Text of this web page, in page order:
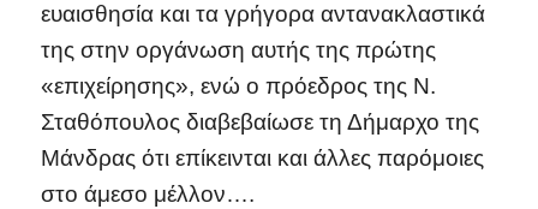
ευαισθησία και τα γρήγορα αντανακλαστικά
της στην οργάνωση αυτής της πρώτης
«επιχείρησης», ενώ ο πρόεδρος της Ν.
Σταθόπουλος διαβεβαίωσε τη Δήμαρχο της
Μάνδρας ότι επίκεινται και άλλες παρόμοιες
στο άμεσο μέλλον….